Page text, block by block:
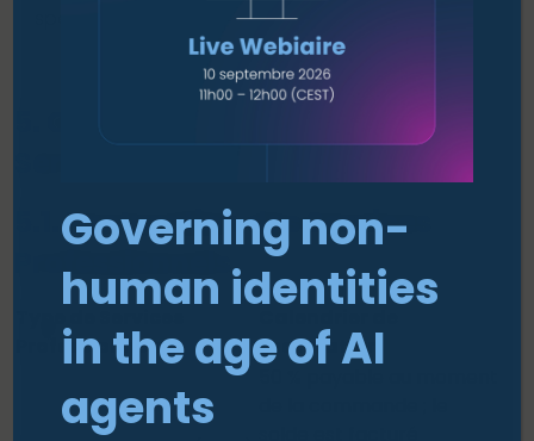
spécifiques des producteurs.
5. Conditions spécifiques aux
5.1. Facturation des Services
Professionnels
Professionnels
facturation
Governing non-
human identities
in the age of AI
agents